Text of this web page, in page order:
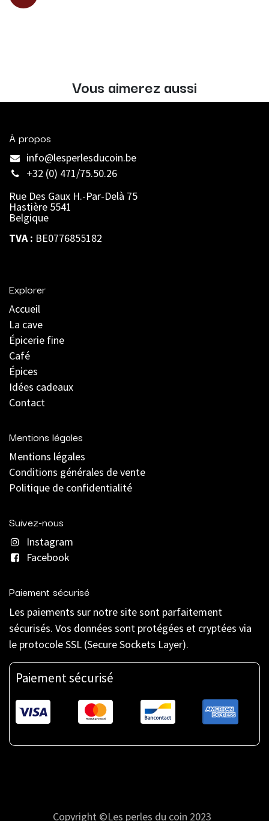
Vous aimerez aussi
À propos
info@lesperlesducoin.be​
+32 (0) 471/75.50.26
Rue Des Gaux H.-Par-Delà 75
Hastière 5541
Belgique
TVA : BE0776855182
Explorer
Accueil
La cave
Épicerie fine
Café
Épices
Idées cadeaux
Contact
Mentions légales
Mentions légales
Conditions générales de vente
Politique de confidentialité
Suivez-nous
Instagram
Facebook
Paiement sécurisé
Les paiements sur notre site sont parfaitement
sécurisés. Vos données sont protégées et cryptées via
le protocole SSL (Secure Sockets Layer).
Paiement sécurisé
Copyright ©Les perles du coin 2023